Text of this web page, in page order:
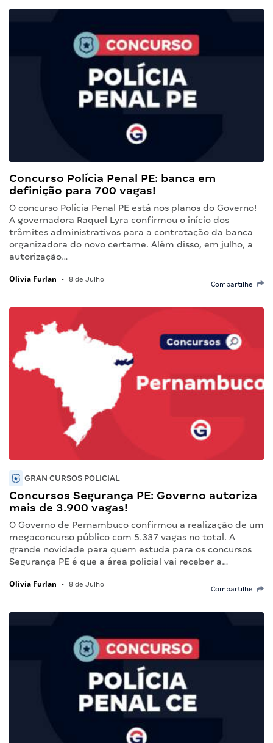
Concurso Polícia Penal PE: banca em
definição para 700 vagas!
O concurso Polícia Penal PE está nos planos do Governo!
A governadora Raquel Lyra confirmou o início dos
trâmites administrativos para a contratação da banca
organizadora do novo certame. Além disso, em julho, a
autorização…
Olivia Furlan • 8 de Julho
Compartilhe
GRAN CURSOS POLICIAL
Concursos Segurança PE: Governo autoriza
mais de 3.900 vagas!
O Governo de Pernambuco confirmou a realização de um
megaconcurso público com 5.337 vagas no total. A
grande novidade para quem estuda para os concursos
Segurança PE é que a área policial vai receber a…
Olivia Furlan • 8 de Julho
Compartilhe